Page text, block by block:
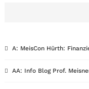
A: MeisCon Hürth:
AA: Info Blog Prof.